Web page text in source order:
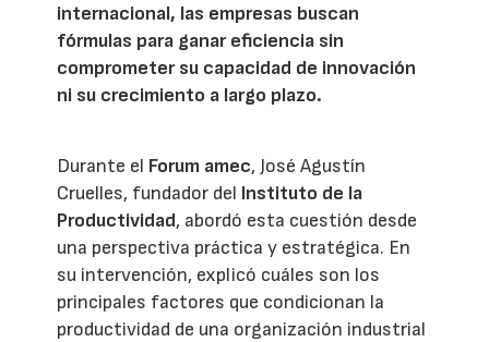
internacional, las empresas buscan
fórmulas para ganar eficiencia sin
comprometer su capacidad de innovación
ni su crecimiento a largo plazo.
Durante el Forum amec, José Agustín
Cruelles, fundador del Instituto de la
Productividad, abordó esta cuestión desde
una perspectiva práctica y estratégica. En
su intervención, explicó cuáles son los
principales factores que condicionan la
productividad de una organización industrial